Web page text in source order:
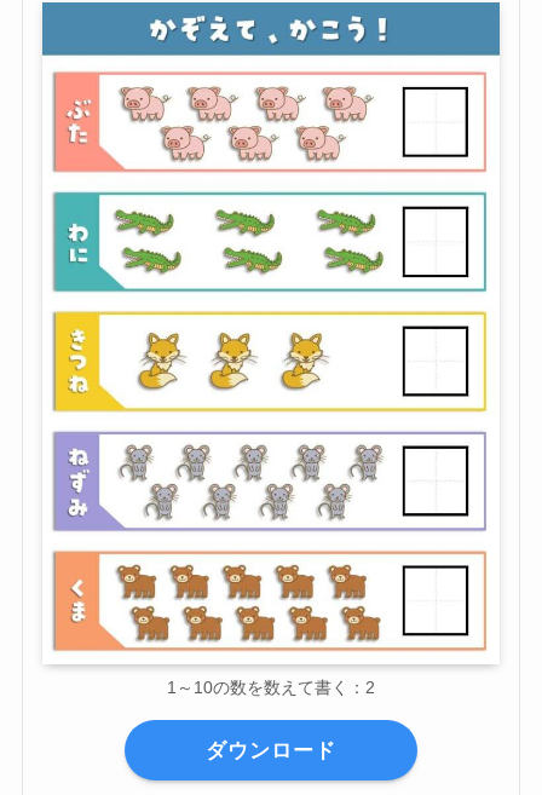
1～10の数を数えて書く：2
ダウンロード